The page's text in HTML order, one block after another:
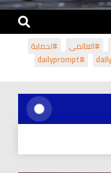
#العالمي
#لحماية
#dailyprompt